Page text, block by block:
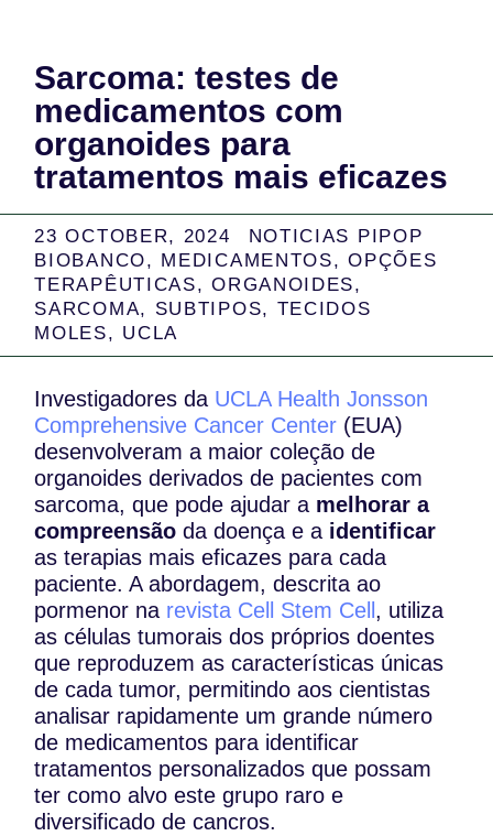
Sarcoma: testes de
medicamentos com
organoides para
tratamentos mais eficazes
23 OCTOBER, 2024
NOTICIAS PIPOP
BIOBANCO, MEDICAMENTOS,OPÇÕES
TERAPÊUTICAS,ORGANOIDES,
SARCOMA, SUBTIPOS, TECIDOS
MOLES, UCLA
Investigadores da UCLA Health Jonsson
Comprehensive Cancer Center (EUA)
desenvolveram a maior coleção de
organoides derivados de pacientes com
sarcoma, que pode ajudar a melhorar a
compreensão da doença e a identificar
as terapias mais eficazes para cada
paciente. A abordagem, descrita ao
pormenor na revista Cell Stem Cell , utiliza
as células tumorais dos próprios doentes
que reproduzem as características únicas
de cada tumor, permitindo aos cientistas
analisar rapidamente um grande número
de medicamentos para identificar
tratamentos personalizados que possam
ter como alvo este grupo raro e
diversificado de cancros.